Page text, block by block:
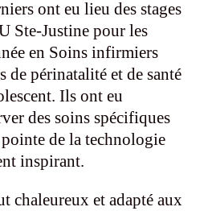
ont eu lieu des stages
Ste-Justine pour les
en Soins infirmiers
de périnatalité et de santé
Ils ont eu
des soins spécifiques
de la technologie
inspirant.
chaleureux et adapté aux